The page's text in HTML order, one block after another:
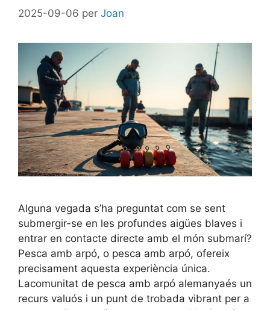
2025-09-06 per Joan
Alguna vegada s’ha preguntat com se sent
submergir-se en les profundes aigües blaves i
entrar en contacte directe amb el món submarí?
Pesca amb arpó, o pesca amb arpó, ofereix
precisament aquesta experiència única.
Lacomunitat de pesca amb arpó alemanyaés un
recurs valuós i un punt de trobada vibrant per a